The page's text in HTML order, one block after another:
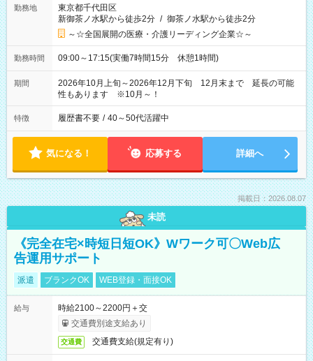
勤務地
東京都千代田区
新御茶ノ水駅から徒歩2分 / 御茶ノ水駅から徒歩2分
～☆全国展開の医療・介護リーディング企業☆～
勤務時間 09:00～17:15(実働7時間15分 休憩1時間)
期間
2026年10月上旬～2026年12月下旬 12月末まで 延長の可能
性もあります ※10月～！
特徴 履歴書不要 / 40～50代活躍中
気になる！ 応募する 詳細へ
掲載日：2026.08.07
未読
《完全在宅×時短日短OK》Wワーク可〇Web広
告運用サポート
派遣 ブランクOK WEB登録・面接OK
給与
時給2100～2200円＋交
交通費別途支給あり
交通費 交通費支給(規定有り)